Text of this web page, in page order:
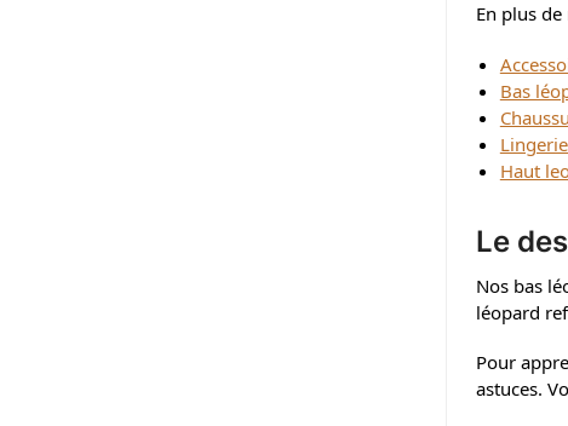
En plus
Bas
Haut
Le
Nos bas
léopard
Pour
astuces.